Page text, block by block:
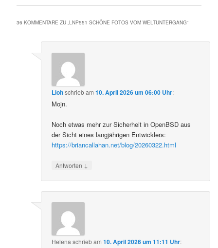
36 KOMMENTARE ZU „LNP551 SCHÖNE FOTOS VOM WELTUNTERGANG“
Liohschriebam10. April 2026 um 06:00 Uhr:
Mojn.
Noch etwas mehr zur Sicherheit in OpenBSD aus
der Sicht eines langjährigen Entwicklers:
https://briancallahan.net/blog/20260322.html
Antworten ↓
Helena schriebam10. April 2026 um 11:11 Uhr: